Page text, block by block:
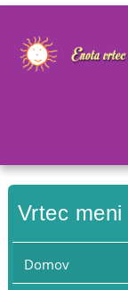
Vrtec meni
Domov